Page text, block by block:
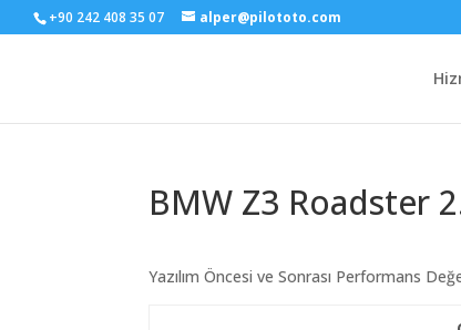
+90 242 408 35 07 alper@pilototo.com
BMW Z3 Roadster
Yazılım Öncesi ve Sonrası Performans